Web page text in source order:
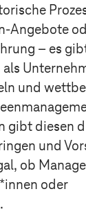
Angebote
– es
und
gibt diesen
und
ob
oder